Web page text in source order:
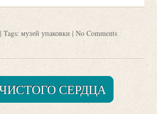
| Tags: музей упаковки | No Comments
СЕРДЦА